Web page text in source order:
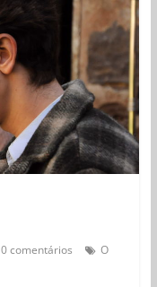
0 comentários
O